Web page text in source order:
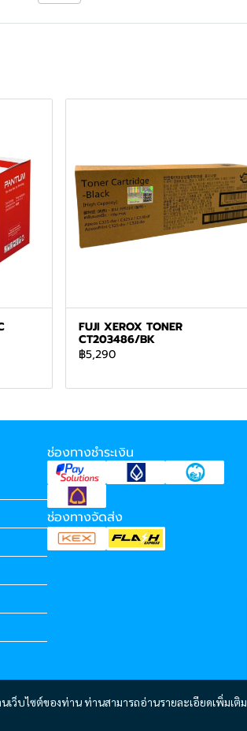
FUJI XEROX TONER
CT203486/BK
฿5,290
ว็บไซต์ของท่าน ท่านสามารถอ่านรายละเอียดเพิ่มเติม
ช่องทางชำระเงิน
ช่องทางจัดส่ง